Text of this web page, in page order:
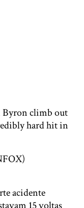
Byron climb out
hard hit in
acidente